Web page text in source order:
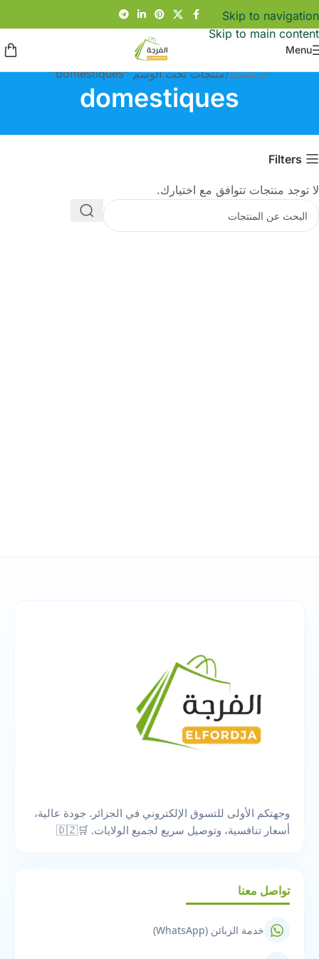
Skip to navigation
Skip to main content
Menu
الرئيسية منتجات تحت الوسم “domestiques”
domestiques
Filters
لا توجد منتجات تتوافق مع اختيارك.
وجهتكم الأولى للتسوق الإلكتروني في الجزائر. جودة عالية،
أسعار تنافسية، وتوصيل سريع لجميع الولايات. 🛒🇩🇿
تواصل معنا
خدمة الزبائن (WhatsApp)